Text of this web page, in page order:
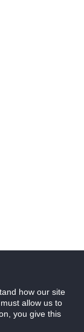
الحصول على
how our site
allow us to
you give this